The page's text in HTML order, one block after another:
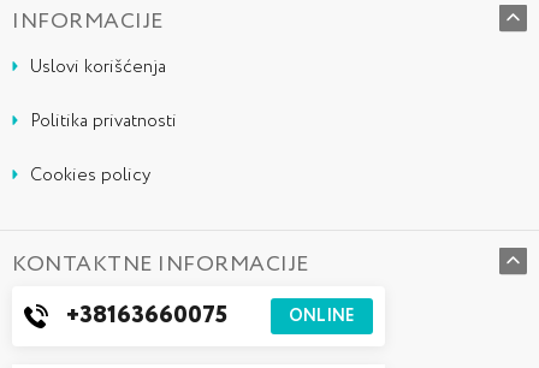
INFORMACIJE
Uslovi korišćenja
Politika privatnosti
Cookies policy
KONTAKTNE INFORMACIJE
+38163660075 ONLINE